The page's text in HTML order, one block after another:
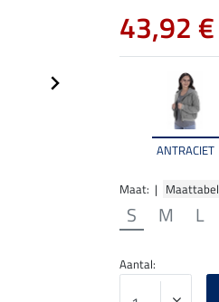
ANTRACIET
Maat: | Maattabel
S M L
43,92 €
Aantal: